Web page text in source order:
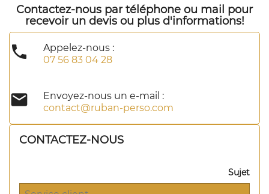
Contactez-nous par téléphone ou mail pour
recevoir un devis ou plus d'informations!

Appelez-nous :
07 56 83 04 28

Envoyez-nous un e-mail :
contact@ruban-perso.com
CONTACTEZ-NOUS
Sujet